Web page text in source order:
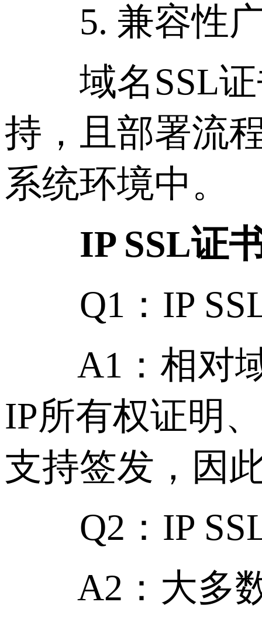
5. 兼容性
域名SSL证
持，且部署流
系统环境中。
IP SSL证
Q1：IP SSL
A1：相对域
IP所有权证明
支持签发，因
Q2：IP SSL
A2：大多数